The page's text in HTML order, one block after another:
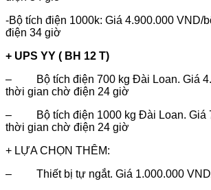
-Bộ tích điện 1000k: Giá 4.900.000 VND/
điện 34 giờ
+ UPS YY ( BH 12 T)
– Bộ tích điện 700 kg Đài Loan. Giá
thời gian chờ điện 24 giờ
– Bộ tích điện 1000 kg Đài Loan. Giá
thời gian chờ điện 24 giờ
+ LỰA CHỌN THÊM:
– Thiết bị tự ngắt. Giá 1.000.000